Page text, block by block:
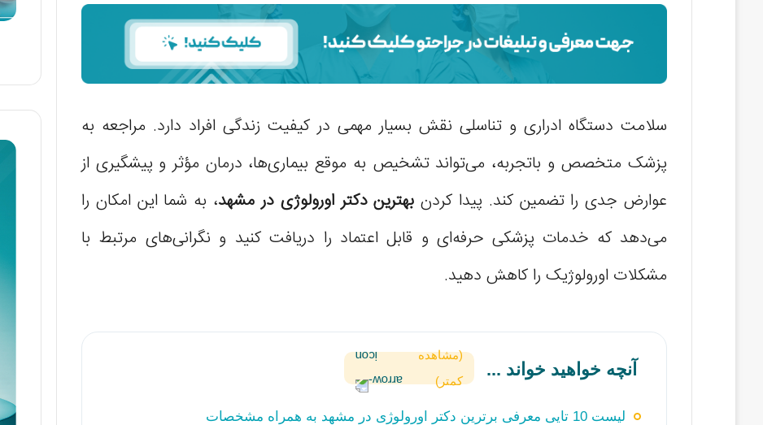
دکتر علی‌اصغر یارمحمدی (خیابان مدرس)
سلامت دستگاه ادراری و تناسلی نقش بسیار مهمی در کیفیت زندگی افراد دارد. مراجعه به
پزشک متخصص و باتجربه، می‌تواند تشخیص به موقع بیماری‌ها، درمان مؤثر و پیشگیری از
عوارض جدی را تضمین کند. پیدا کردن بهترین دکتر اورولوژی در مشهد، به شما این امکان را
می‌دهد که خدمات پزشکی حرفه‌ای و قابل اعتماد را دریافت کنید و نگرانی‌های مرتبط با
مشکلات اورولوژیک را کاهش دهید.
آنچه خواهید خواند ...
(مشاهده
کمتر)
لیست 10 تایی معرفی برترین دکتر اورولوژی در مشهد به همراه مشخصات